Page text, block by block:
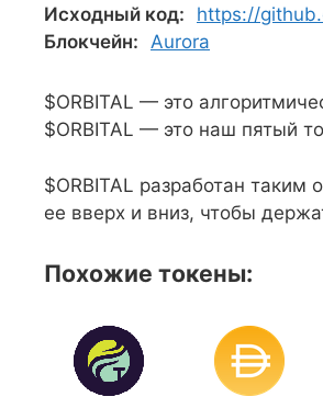
Исходный код:
https://
Блокчейн: Aurora
$ORBITAL — это
$ORBITAL — это наш пятый
$ORBITAL разработан таким
ее вверх и вниз, чтобы
Похожие токены: